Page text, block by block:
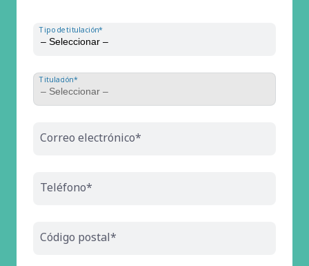
Tipo de titulación*
Titulación*
Correo electrónico*
Teléfono*
Código postal*